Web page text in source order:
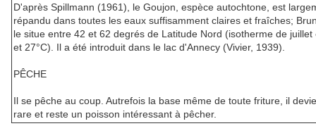
D'après Spillmann (1961), le Goujon, espèce autochtone, est
répandu dans toutes les eaux suffisamment claires et fraîches;
le situe entre 42 et 62 degrés de Latitude Nord (isotherme de juillet
et 27°C). Il a été introduit dans le lac d'Annecy (Vivier, 1939).
PÊCHE
Il se pêche au coup. Autrefois la base même de toute friture, il
rare et reste un poisson intéressant à pêcher.